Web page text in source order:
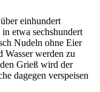
einhundert
etwa sechshundert
Nudeln ohne Eier
werden zu
Grieß wird der
dagegen verspeisen